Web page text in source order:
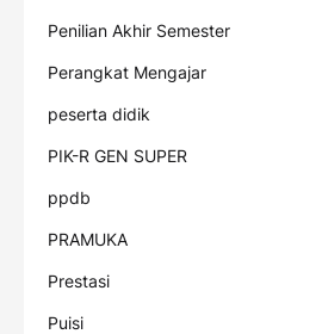
Penilian Akhir Semester
Perangkat Mengajar
peserta didik
PIK-R GEN SUPER
ppdb
PRAMUKA
Prestasi
Puisi